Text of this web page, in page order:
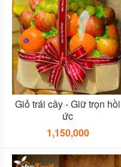
Giỏ trái cây - Giữ trọn hồi
ức
1,150,000